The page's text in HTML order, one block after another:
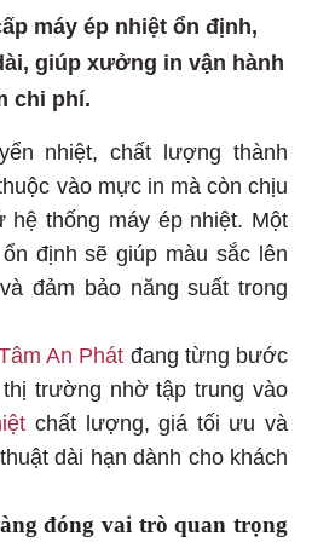
máy ép nhiệt ổn định,
giúp xưởng in vận hành
chi phí.
nhiệt, chất lượng thành
vào mực in mà còn chịu
thống máy ép nhiệt. Một
định sẽ giúp màu sắc lên
đảm bảo năng suất trong
An Phát đang từng bước
trường nhờ tập trung vào
chất lượng, giá tối ưu và
dài hạn dành cho khách
đóng vai trò quan trọng